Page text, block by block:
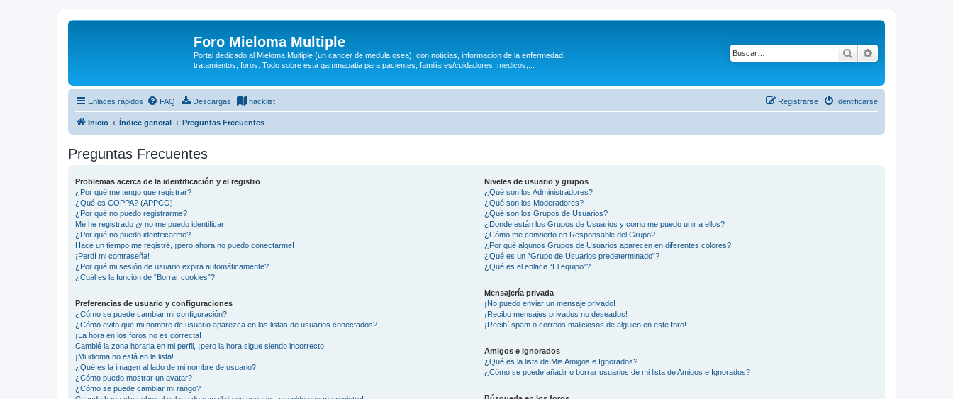
Foro Mieloma Multiple
Portal dedicado al Mieloma Multiple (un cancer de medula osea), con noticias, informacion de la enfermedad,
tratamientos, foros. Todo sobre esta gammapatia para pacientes, familiares/cuidadores, medicos,...
Buscar
Enlaces rápidos FAQ Descargas hacklist Identificarse
Registrarse
Inicio Índice general Preguntas Frecuentes
Preguntas Frecuentes
Problemas acerca de la identificación y el registro
¿Por qué me tengo que registrar?
¿Qué es COPPA? (APPCO)
¿Por qué no puedo registrarme?
Me he registrado ¡y no me puedo identificar!
¿Por qué no puedo identificarme?
Hace un tiempo me registré, ¡pero ahora no puedo conectarme!
¡Perdí mi contraseña!
¿Por qué mi sesión de usuario expira automáticamente?
¿Cuál es la función de “Borrar cookies”?
Preferencias de usuario y configuraciones
¿Cómo se puede cambiar mi configuración?
¿Cómo evito que mi nombre de usuario aparezca en las listas de usuarios conectados?
¡La hora en los foros no es correcta!
Cambié la zona horaria en mi perfil, ¡pero la hora sigue siendo incorrecto!
¡Mi idioma no está en la lista!
¿Qué es la imagen al lado de mi nombre de usuario?
¿Cómo puedo mostrar un avatar?
¿Cómo se puede cambiar mi rango?
Niveles de usuario y grupos
¿Qué son los Administradores?
¿Qué son los Moderadores?
¿Qué son los Grupos de Usuarios?
¿Donde están los Grupos de Usuarios y como me puedo unir a ellos?
¿Cómo me convierto en Responsable del Grupo?
¿Por qué algunos Grupos de Usuarios aparecen en diferentes colores?
¿Qué es un “Grupo de Usuarios predeterminado”?
¿Qué es el enlace “El equipo”?
Mensajería privada
¡No puedo enviar un mensaje privado!
¡Recibo mensajes privados no deseados!
¡Recibí spam o correos maliciosos de alguien en este foro!
Amigos e Ignorados
¿Qué es la lista de Mis Amigos e Ignorados?
¿Cómo se puede añadir o borrar usuarios de mi lista de Amigos e Ignorados?